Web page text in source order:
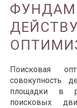
Поисковая
совокупность
площадки в
поисковых